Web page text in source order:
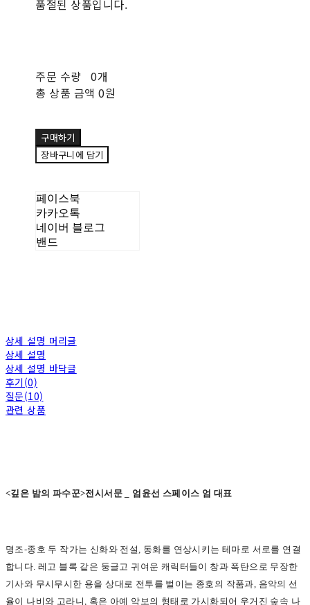
품절된 상품입니다.
주문 수량 0개
총 상품 금액 0원
구매하기
장바구니에 담기
페이스북
카카오톡
네이버 블로그
밴드
상세 설명 머리글
상세 설명
상세 설명 바닥글
후기(0)
질문(10)
관련 상품
<깊은 밤의 파수꾼>전시서문 _ 엄윤선 스페이스 엄 대표
명조-종호 두 작가는 신화와 전설, 동화를 연상시키는 테마로 서로를 연결
합니다. 레고 블록 같은 둥글고 귀여운 캐릭터들이 창과 폭탄으로 무장한
기사와 무시무시한 용을 상대로 전투를 벌이는 종호의 작품과, 음악의 선
율이 나비와 고라니, 혹은 아예 악보의 형태로 가시화되어 우거진 숲속 나